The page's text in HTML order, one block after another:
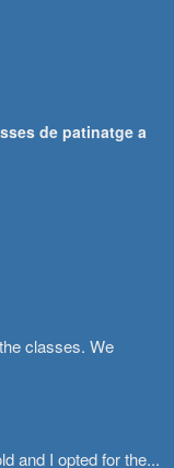
de patinatge a
classes. We
and I opted for the...